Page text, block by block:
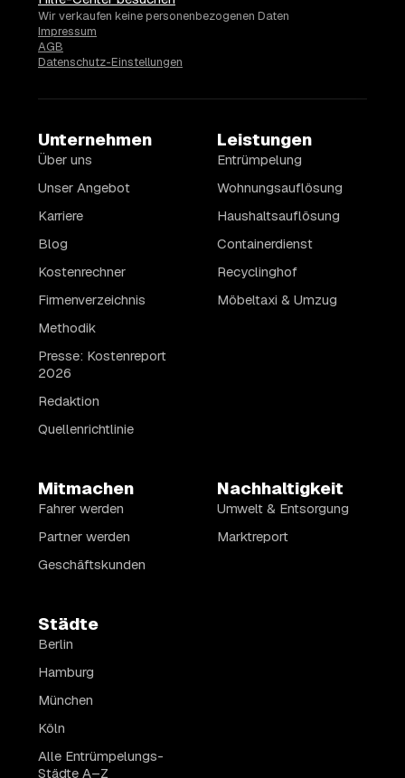
Wir verkaufen keine personenbezogenen Daten
Impressum
AGB
Datenschutz-Einstellungen
Unternehmen
Über uns
Unser Angebot
Karriere
Blog
Kostenrechner
Firmenverzeichnis
Methodik
Presse: Kostenreport
2026
Redaktion
Quellenrichtlinie
Leistungen
Entrümpelung
Wohnungsauflösung
Haushaltsauflösung
Containerdienst
Recyclinghof
Möbeltaxi & Umzug
Mitmachen
Fahrer werden
Partner werden
Geschäftskunden
Nachhaltigkeit
Umwelt & Entsorgung
Marktreport
Städte
Berlin
Hamburg
München
Köln
Alle Entrümpelungs-
Städte A–Z